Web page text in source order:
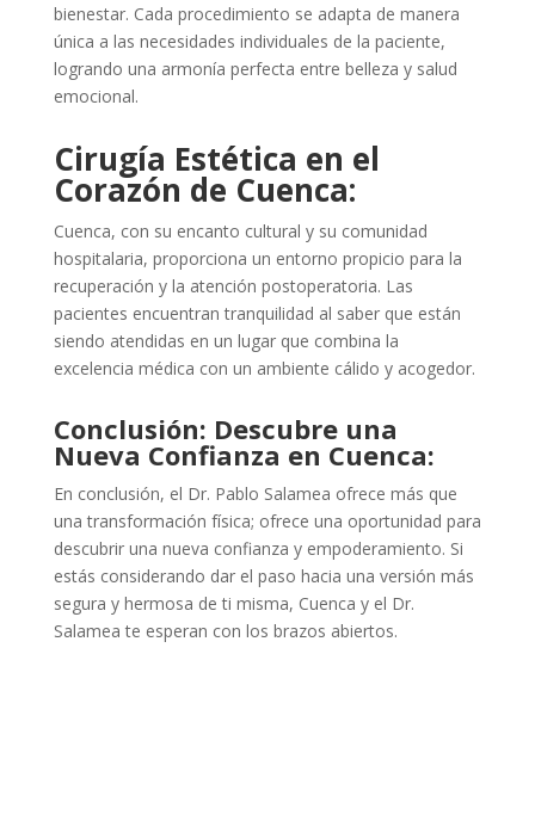
bienestar. Cada procedimiento se adapta de manera
única a las necesidades individuales de la paciente,
logrando una armonía perfecta entre belleza y salud
emocional.
Cirugía Estética en el
Corazón de Cuenca:
Cuenca, con su encanto cultural y su comunidad
hospitalaria, proporciona un entorno propicio para la
recuperación y la atención postoperatoria. Las
pacientes encuentran tranquilidad al saber que están
siendo atendidas en un lugar que combina la
excelencia médica con un ambiente cálido y acogedor.
Conclusión: Descubre una
Nueva Confianza en Cuenca:
En conclusión, el Dr. Pablo Salamea ofrece más que
una transformación física; ofrece una oportunidad para
descubrir una nueva confianza y empoderamiento. Si
estás considerando dar el paso hacia una versión más
segura y hermosa de ti misma, Cuenca y el Dr.
Salamea te esperan con los brazos abiertos.